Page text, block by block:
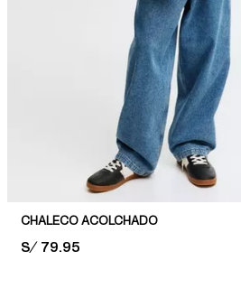
CHALECO ACOLCHADO
PRICE:
S/ 79.95